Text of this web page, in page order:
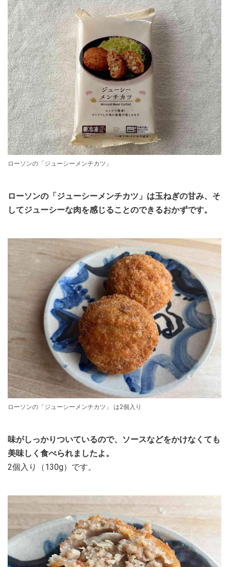
ローソンの「ジューシーメンチカツ」
ローソンの「ジューシーメンチカツ」は玉ねぎの甘み、そ
してジューシーな肉を感じることのできるおかずです。
ローソンの「ジューシーメンチカツ」 は2個入り
味がしっかりついているので、ソースなどをかけなくても
美味しく食べられましたよ。
2個入り（130g）です。